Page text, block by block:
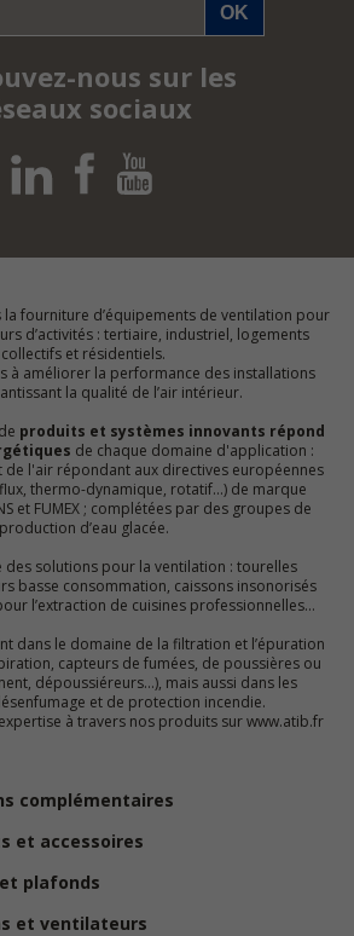
nous sur les
sociaux
la fourniture d’équipements de ventilation pour
d’activités : tertiaire, industriel, logements
collectifs et résidentiels.
à améliorer la performance des installations
la qualité de l’air intérieur.
produits et systèmes innovants répond
de chaque domaine d'application :
de l'air répondant aux directives européennes
thermo-dynamique, rotatif…) de marque
et FUMEX ; complétées par des groupes de
production d’eau glacée.
des solutions pour la ventilation : tourelles
basse consommation, caissons insonorisés
l’extraction de cuisines professionnelles…
dans le domaine de la filtration et l’épuration
capteurs de fumées, de poussières ou
dépoussiéreurs…), mais aussi dans les
et de protection incendie.
à travers nos produits sur www.atib.fr
complémentaires
et accessoires
plafonds
et ventilateurs